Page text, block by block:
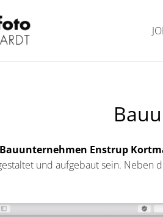
Bauunternehmen Enstrup
und aufgebaut sein. Neben